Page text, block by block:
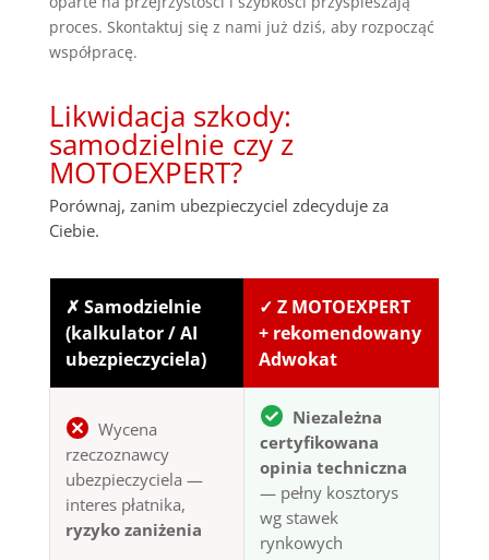
proces. Skontaktuj się z nami już dziś, aby rozpocząć
współpracę.
Likwidacja szkody:
samodzielnie czy z
MOTOEXPERT?
Porównaj, zanim ubezpieczyciel zdecyduje za
Ciebie.
✗ Samodzielnie
(kalkulator / AI
ubezpieczyciela)
✓ Z MOTOEXPERT
+ rekomendowany
Adwokat
Wycena
rzeczoznawcy
ubezpieczyciela —
interes płatnika,
ryzyko zaniżenia
Niezależna
certyfikowana
opinia techniczna
— pełny kosztorys
wg stawek
rynkowych